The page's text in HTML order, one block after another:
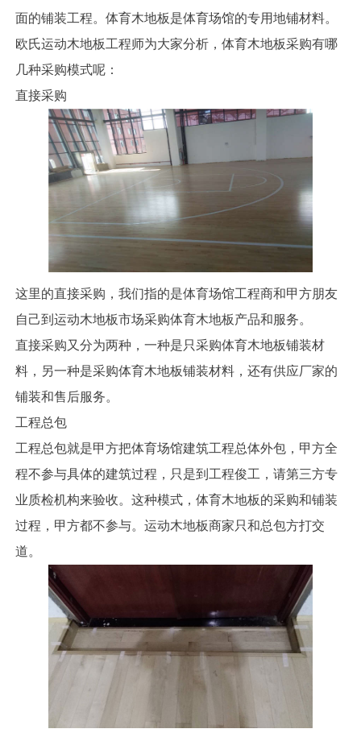
面的铺装工程。体育木地板是体育场馆的专用地铺材料。
欧氏运动木地板工程师为大家分析，体育木地板采购有哪
几种采购模式呢：
直接采购
这里的直接采购，我们指的是体育场馆工程商和甲方朋友
自己到运动木地板市场采购体育木地板产品和服务。
直接采购又分为两种，一种是只采购体育木地板铺装材
料，另一种是采购体育木地板铺装材料，还有供应厂家的
铺装和售后服务。
工程总包
工程总包就是甲方把体育场馆建筑工程总体外包，甲方全
程不参与具体的建筑过程，只是到工程俊工，请第三方专
业质检机构来验收。这种模式，体育木地板的采购和铺装
过程，甲方都不参与。运动木地板商家只和总包方打交
道。